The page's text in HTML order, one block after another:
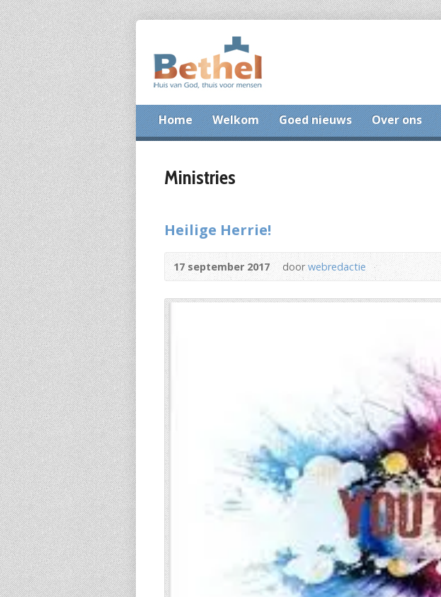
Home Welkom Goed nieuws Over ons
Ministries
Heilige Herrie!
17 september 2017 doorwebredactie